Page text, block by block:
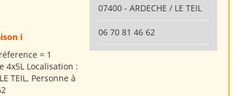
i
= 1
4x5L Localisation :
TEIL, Personne à
07400 - ARDECHE / LE TEIL
06 70 81 46 62